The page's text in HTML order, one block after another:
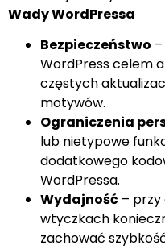
Wady WordPressa
Bezpieczeństwo
WordPress celem
częstych
motywów.
Ograniczenia
lub nietypowe
dodatkowego
WordPressa.
Wydajność – przy
wtyczkach
zachować